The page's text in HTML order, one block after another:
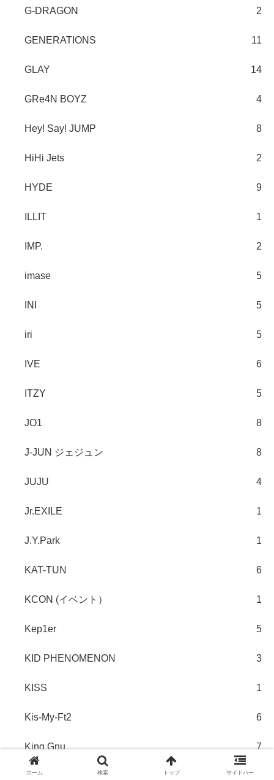
G-DRAGON 2
GENERATIONS 11
GLAY 14
GRe4N BOYZ 4
Hey! Say! JUMP 8
HiHi Jets 2
HYDE 9
ILLIT 1
IMP. 2
imase 5
INI 5
iri 5
IVE 6
ITZY 5
JO1 8
J-JUN ジェジュン 8
JUJU 4
Jr.EXILE 1
J.Y.Park 1
KAT-TUN 6
KCON (イベント） 1
Kep1er 5
KID PHENOMENON 3
KISS 1
Kis-My-Ft2 6
King Gnu 7
King & Prince
ホーム 検索 トップ サイドバー